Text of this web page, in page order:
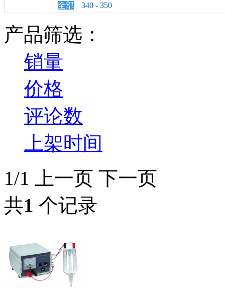
全部
340 - 350
产品筛选：
销量
价格
评论数
上架时间
1/1
上一页 下一页
共1 个记录